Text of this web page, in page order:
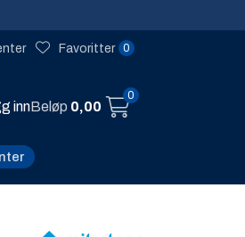
0
Favoritter
innBeløp 0,00
0